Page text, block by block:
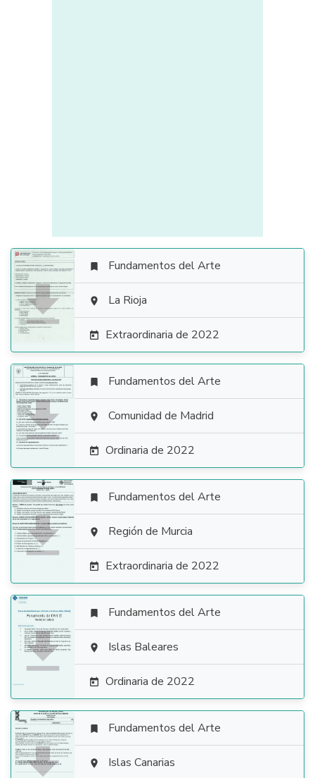

 Fundamentos del Arte
 La Rioja
 Extraordinaria de 2022

 Fundamentos del Arte
 Comunidad de Madrid
 Ordinaria de 2022

 Fundamentos del Arte
 Región de Murcia
 Extraordinaria de 2022

 Fundamentos del Arte
 Islas Baleares
 Ordinaria de 2022
 Fundamentos del Arte
 Islas Canarias